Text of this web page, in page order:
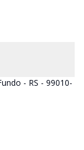
vendas.
- RS - 99010-